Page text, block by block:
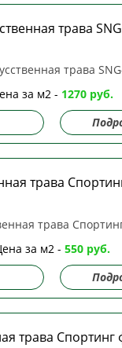
трава
за м2 - 1270 руб.
трава
за м2 - 550 руб.
трава Спортинг